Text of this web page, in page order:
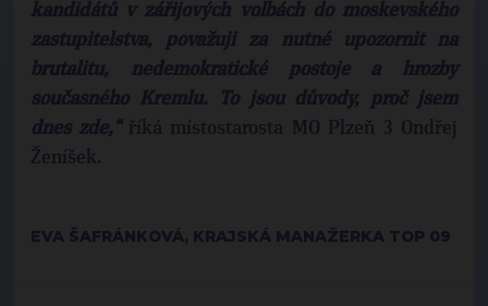
kandidátů v zářijových volbách do moskevského
zastupitelstva, považuji za nutné upozornit na
brutalitu, nedemokratické postoje a hrozby
současného Kremlu. To jsou důvody, proč jsem
dnes zde,“ říká místostarosta MO Plzeň 3 Ondřej
Ženíšek.
EVA ŠAFRÁNKOVÁ, KRAJSKÁ MANAŽERKA TOP 09